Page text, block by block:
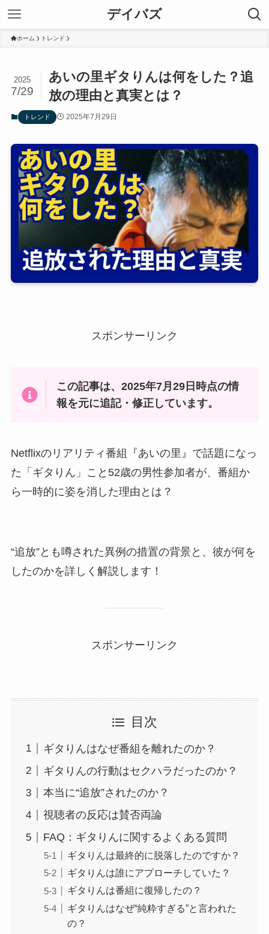
デイバズ
ホーム トレンド
あいの里ギタりんは何をした？追
放の理由と真実とは？
2025
7/29
トレンド 2025年7月29日
スポンサーリンク
この記事は、2025年7月29日時点の情
報を元に追記・修正しています。
Netflixのリアリティ番組『あいの里』で話題になっ
た「ギタりん」こと52歳の男性参加者が、番組か
ら一時的に姿を消した理由とは？
“追放”とも噂された異例の措置の背景と、彼が何を
したのかを詳しく解説します！
スポンサーリンク
目次
ギタりんはなぜ番組を離れたのか？
ギタりんの行動はセクハラだったのか？
本当に“追放”されたのか？
視聴者の反応は賛否両論
FAQ：ギタりんに関するよくある質問
ギタりんは最終的に脱落したのですか？
ギタりんは誰にアプローチしていた？
ギタりんは番組に復帰したの？
ギタりんはなぜ“純粋すぎる”と言われた
の？